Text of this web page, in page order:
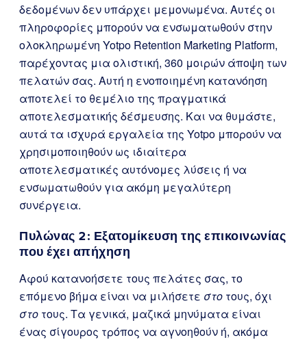
δεδομένων δεν υπάρχει μεμονωμένα. Αυτές οι
πληροφορίες μπορούν να ενσωματωθούν στην
ολοκληρωμένη Yotpo Retention Marketing Platform,
παρέχοντας μια ολιστική, 360 μοιρών άποψη των
πελατών σας. Αυτή η ενοποιημένη κατανόηση
αποτελεί το θεμέλιο της πραγματικά
αποτελεσματικής δέσμευσης. Και να θυμάστε,
αυτά τα ισχυρά εργαλεία της Yotpo μπορούν να
χρησιμοποιηθούν ως ιδιαίτερα
αποτελεσματικές αυτόνομες λύσεις ή να
ενσωματωθούν για ακόμη μεγαλύτερη
συνέργεια.
Πυλώνας 2: Εξατομίκευση της επικοινωνίας
που έχει απήχηση
Αφού κατανοήσετε τους πελάτες σας, το
επόμενο βήμα είναι να μιλήσετε στο τους, όχι
στο τους. Τα γενικά, μαζικά μηνύματα είναι
ένας σίγουρος τρόπος να αγνοηθούν ή, ακόμα